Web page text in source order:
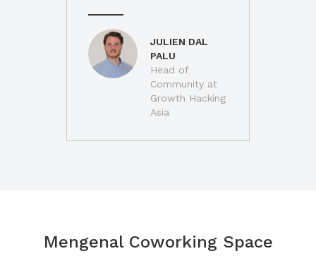
JULIEN DAL
PALU
Head of
Community at
Growth Hacking
Asia
Mengenal Coworking Space